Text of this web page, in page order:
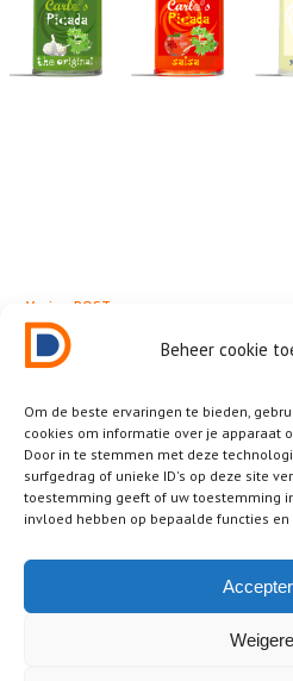
Beheer cookie
Om de beste ervaringen te bieden,
cookies om informatie over je apparaat
Door in te stemmen met deze
surfgedrag of unieke ID's op deze site
toestemming geeft of uw toestemming
invloed hebben op bepaalde functies
← Vorige POST
Picada
Related
Other posts that you
No posts were found!